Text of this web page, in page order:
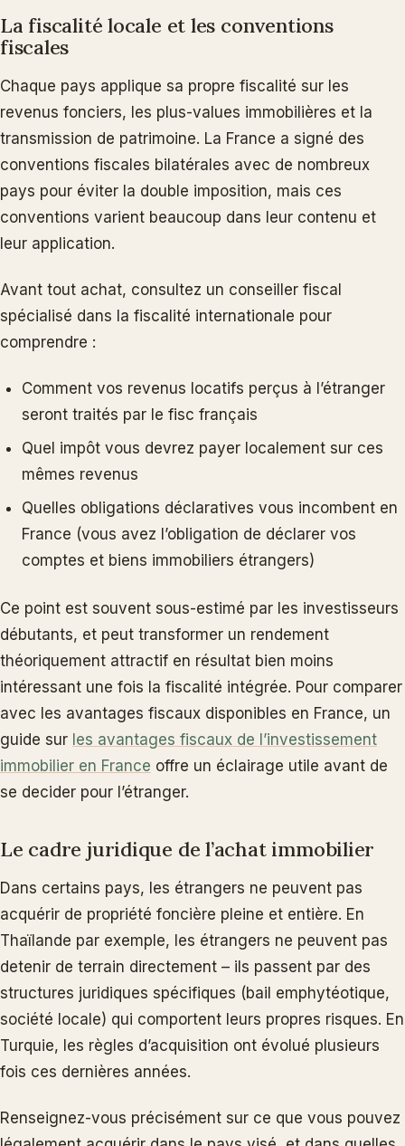
La fiscalité locale et les conventions
fiscales
Chaque pays applique sa propre fiscalité sur les
revenus fonciers, les plus-values immobilières et la
transmission de patrimoine. La France a signé des
conventions fiscales bilatérales avec de nombreux
pays pour éviter la double imposition, mais ces
conventions varient beaucoup dans leur contenu et
leur application.
Avant tout achat, consultez un conseiller fiscal
spécialisé dans la fiscalité internationale pour
comprendre :
Comment vos revenus locatifs perçus à l’étranger
seront traités par le fisc français
Quel impôt vous devrez payer localement sur ces
mêmes revenus
Quelles obligations déclaratives vous incombent en
France (vous avez l’obligation de déclarer vos
comptes et biens immobiliers étrangers)
Ce point est souvent sous-estimé par les investisseurs
débutants, et peut transformer un rendement
théoriquement attractif en résultat bien moins
intéressant une fois la fiscalité intégrée. Pour comparer
avec les avantages fiscaux disponibles en France, un
guide sur les avantages fiscaux de l’investissement
immobilier en France offre un éclairage utile avant de
se decider pour l’étranger.
Le cadre juridique de l’achat immobilier
Dans certains pays, les étrangers ne peuvent pas
acquérir de propriété foncière pleine et entière. En
Thaïlande par exemple, les étrangers ne peuvent pas
detenir de terrain directement – ils passent par des
structures juridiques spécifiques (bail emphytéotique,
société locale) qui comportent leurs propres risques. En
Turquie, les règles d’acquisition ont évolué plusieurs
fois ces dernières années.
Renseignez-vous précisément sur ce que vous pouvez